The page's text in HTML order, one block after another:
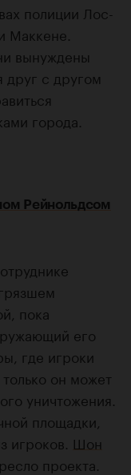
полиции Лос-
Маккене.
вынуждены
друг с другом
города.
Рейнольдсом
пока
его
где игроки
только он может
уничтожения.
площадки,
игроков. Шон
проекта.